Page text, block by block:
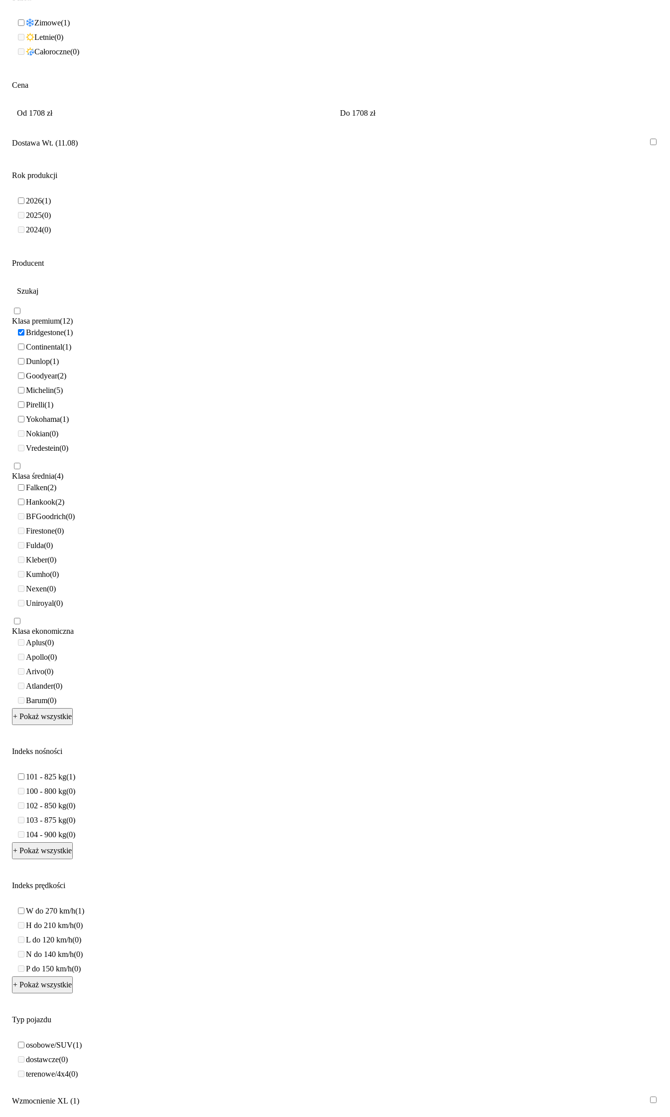
Zimowe 1
Letnie 0
Całoroczne 0
Cena
Dostawa Wt. (11.08)
Rok produkcji
2026 1
2025 0
2024 0
Producent
Klasa premium 12
Bridgestone 1
Continental 1
Dunlop 1
Goodyear 2
Michelin 5
Pirelli 1
Yokohama 1
Nokian 0
Vredestein 0
Klasa średnia 4
Falken 2
Hankook 2
BFGoodrich 0
Firestone 0
Fulda 0
Kleber 0
Kumho 0
Nexen 0
Uniroyal 0
Klasa ekonomiczna
Aplus 0
Apollo 0
Arivo 0
Atlander 0
Barum 0
+ Pokaż wszystkie
Indeks nośności
101 - 825 kg 1
100 - 800 kg 0
102 - 850 kg 0
103 - 875 kg 0
104 - 900 kg 0
+ Pokaż wszystkie
Indeks prędkości
W do 270 km/h 1
H do 210 km/h 0
L do 120 km/h 0
N do 140 km/h 0
P do 150 km/h 0
+ Pokaż wszystkie
Typ pojazdu
osobowe/SUV 1
dostawcze 0
terenowe/4x4 0
Wzmocnienie XL 1